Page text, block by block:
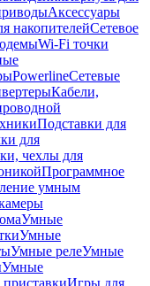
Аксессуары
накопителейСетевое
Wi-Fi точки
PowerlineСетевые
Кабели,
Подставки для
для
чехлы для
Программное
умным
Умные
Умные
Умные релеУмные
Умные
Игры для